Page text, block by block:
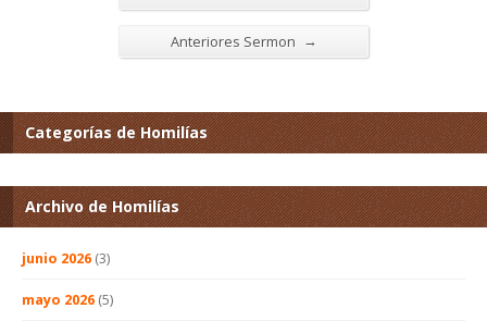
Anteriores Sermon →
Categorías de Homilías
Archivo de Homilías
junio 2026 (3)
mayo 2026 (5)